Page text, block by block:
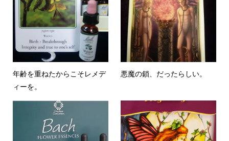
年齢を重ねたからこそレメデ
ィーを。
悪魔の鎖、だったらしい。